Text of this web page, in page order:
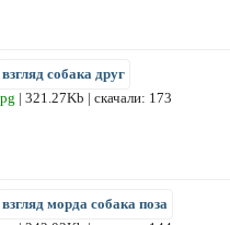
взгляд собака друг
| 321.27Kb | скачали: 173
взгляд морда собака поза